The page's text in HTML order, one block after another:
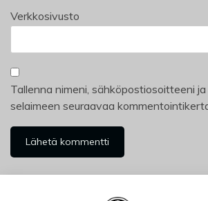
Verkkosivusto
Tallenna nimeni, sähköpostiosoitteeni
selaimeen seuraavaa